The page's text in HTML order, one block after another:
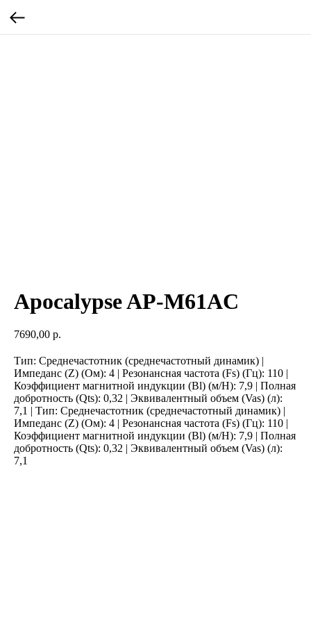
Apocalypse AP-M61AC
7690,00 р.
Тип: Среднечастотник (среднечастотный динамик) |
Импеданс (Z) (Ом): 4 | Резонансная частота (Fs) (Гц): 110 |
Коэффициент магнитной индукции (Bl) (м/Н): 7,9 | Полная
добротность (Qts): 0,32 | Эквивалентный объем (Vas) (л):
7,1 | Тип: Среднечастотник (среднечастотный динамик) |
Импеданс (Z) (Ом): 4 | Резонансная частота (Fs) (Гц): 110 |
Коэффициент магнитной индукции (Bl) (м/Н): 7,9 | Полная
добротность (Qts): 0,32 | Эквивалентный объем (Vas) (л):
7,1